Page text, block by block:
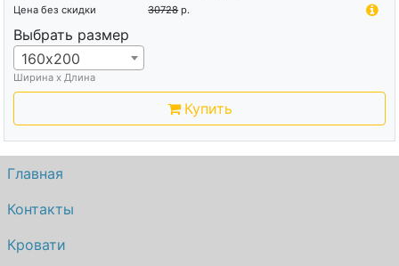
Цена без скидки 30728 р.
Выбрать размер
160х200
Ширина х Длина
Купить
Главная
Контакты
Кровати